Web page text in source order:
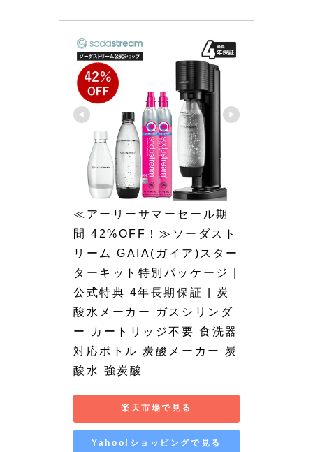
≪アーリーサマーセール期
間 42%OFF！≫ソーダスト
リーム GAIA(ガイア)スター
ターキット特別パッケージ |
公式特典 4年長期保証 | 炭
酸水メーカー ガスシリンダ
ー カートリッジ不要 食洗器
対応ボトル 炭酸メーカー 炭
酸水 強炭酸
楽天市場で見る
Yahoo!ショッピングで見る